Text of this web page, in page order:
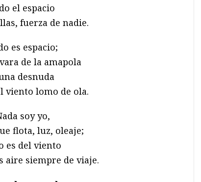
el espacio
fuerza de nadie.
es espacio;
de la amapola
desnuda
viento lomo de ola.
soy yo,
flota, luz, oleaje;
es del viento
aire siempre de viaje.